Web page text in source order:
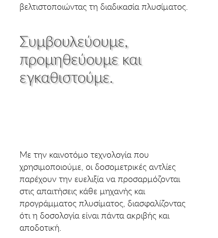
βελτιστοποιώντας τη διαδικασία πλυσίματος.
Συμβουλεύουμε,
προμηθεύουμε και
εγκαθιστούμε.
Με την καινοτόμο τεχνολογία που
χρησιμοποιούμε, οι δοσομετρικές αντλίες
παρέχουν την ευελιξία να προσαρμόζονται
στις απαιτήσεις κάθε μηχανής και
προγράμματος πλυσίματος, διασφαλίζοντας
ότι η δοσολογία είναι πάντα ακριβής και
αποδοτική.